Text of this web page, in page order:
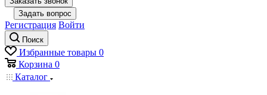
Задать вопрос
Регистрация Войти
Поиск
Избранные товары 0
Корзина 0
Каталог